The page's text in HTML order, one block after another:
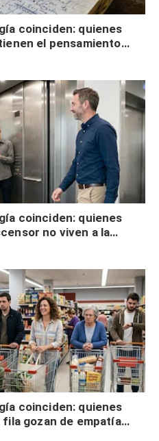
coinciden: quienes
el pensamiento
desinterés
coinciden: quienes
no viven a la
social
coinciden: quienes
fila gozan de empatía
tienen autocontrol